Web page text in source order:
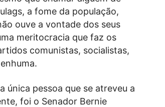
a fome da população,
ouve a vontade dos seus
meritocracia que faz os
comunistas, socialistas,
única pessoa que se atreveu a
foi o Senador Bernie